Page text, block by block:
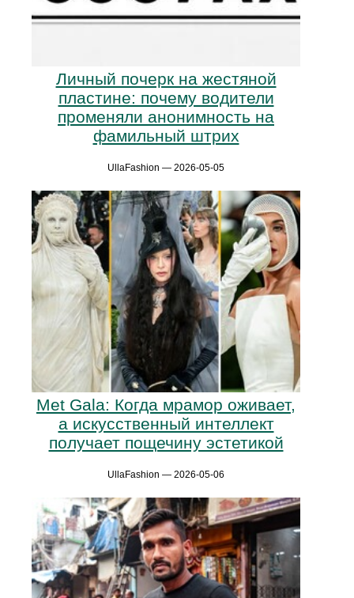
Личный почерк на жестяной
пластине: почему водители
променяли анонимность на
фамильный штрих
UllaFashion — 2026-05-05
Met Gala: Когда мрамор оживает,
а искусственный интеллект
получает пощечину эстетикой
UllaFashion — 2026-05-06